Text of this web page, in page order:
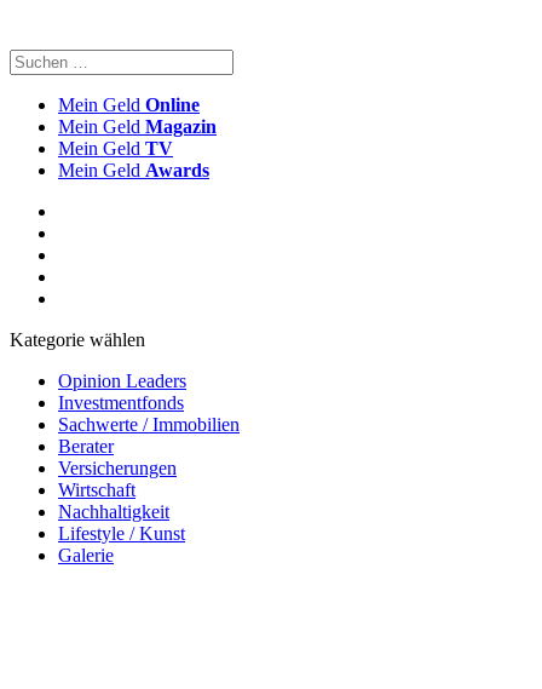
Mein Geld Online
Mein Geld Magazin
Mein Geld TV
Mein Geld Awards
Kategorie wählen
Opinion Leaders
Investmentfonds
Sachwerte / Immobilien
Berater
Versicherungen
Wirtschaft
Nachhaltigkeit
Lifestyle / Kunst
Galerie